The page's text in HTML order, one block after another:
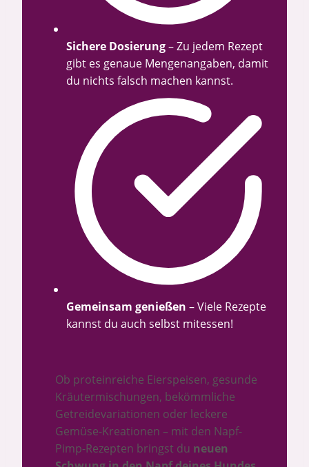
Sichere Dosierung– Zu jedem Rezept
gibt es genaue Mengenangaben, damit
du nichts falsch machen kannst.
Gemeinsam genießen – Viele Rezepte
kannst du auch selbst mitessen!
Ob proteinreiche Eierspeisen, gesunde
Kräutermischungen, bekömmliche
Getreidevariationen oder leckere
Gemüse-Kreationen – mit den Napf-
Pimp-Rezepten bringst du neuen